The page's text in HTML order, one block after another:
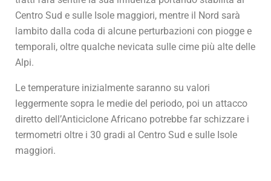
Centro Sud e sulle Isole maggiori, mentre il Nord sarà
lambito dalla coda di alcune perturbazioni con piogge e
temporali, oltre qualche nevicata sulle cime più alte delle
Alpi.
Le temperature inizialmente saranno su valori
leggermente sopra le medie del periodo, poi un attacco
diretto dell’Anticiclone Africano potrebbe far schizzare i
termometri oltre i 30 gradi al Centro Sud e sulle Isole
maggiori.